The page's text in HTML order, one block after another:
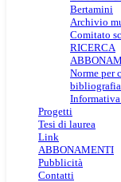
Bertamini
Archivio
Comitato
RICERCA
Norme per
bibliografia
Progetti
Tesi di laurea
Link
ABBONAMENTI
Pubblicità
Contatti